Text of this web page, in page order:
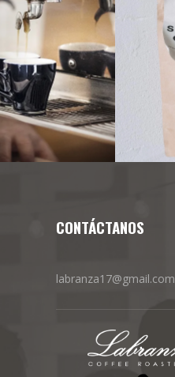
CONTÁCTANOS
labranza17@gmail.com